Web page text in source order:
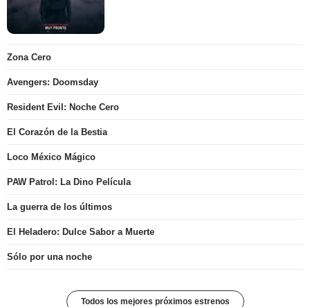
Zona Cero
Avengers: Doomsday
Resident Evil: Noche Cero
El Corazón de la Bestia
Loco México Mágico
PAW Patrol: La Dino Película
La guerra de los últimos
El Heladero: Dulce Sabor a Muerte
Sólo por una noche
Todos los mejores próximos estrenos